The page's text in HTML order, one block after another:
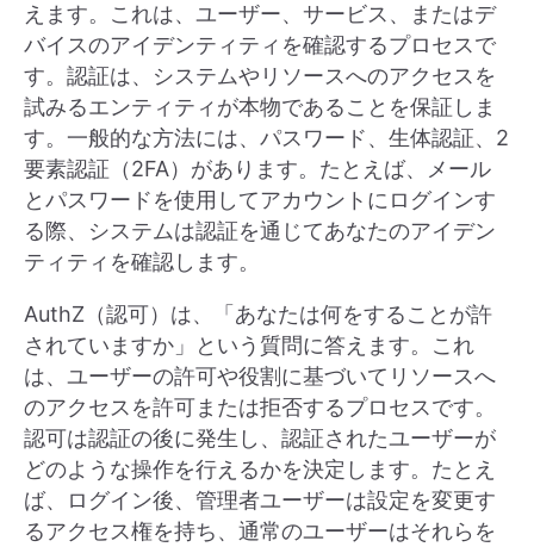
えます。これは、ユーザー、サービス、またはデ
バイスのアイデンティティを確認するプロセスで
す。認証は、システムやリソースへのアクセスを
試みるエンティティが本物であることを保証しま
す。一般的な方法には、パスワード、生体認証、2
要素認証（2FA）があります。たとえば、メール
とパスワードを使用してアカウントにログインす
る際、システムは認証を通じてあなたのアイデン
ティティを確認します。
AuthZ（認可）は、「あなたは何をすることが許
されていますか」という質問に答えます。これ
は、ユーザーの許可や役割に基づいてリソースへ
のアクセスを許可または拒否するプロセスです。
認可は認証の後に発生し、認証されたユーザーが
どのような操作を行えるかを決定します。たとえ
ば、ログイン後、管理者ユーザーは設定を変更す
るアクセス権を持ち、通常のユーザーはそれらを